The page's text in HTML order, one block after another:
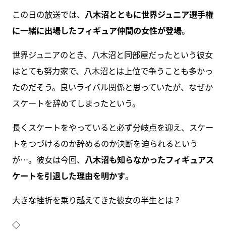
この日の放送では、 八木沼とともに世界ジュニア選手権
に一緒に出場したフィギュア仲間の女性が登場。
世界ジュニアのとき、八木沼と同部屋だったという彼女
はとても努力家で、八木沼とは上位で争うことも多かっ
たのだそう。良いライバル関係と思っていたが、なぜか
スケートを辞めてしまったという。
長くスケートをやっていると必ず分岐点を迎え、スケー
トをつづけるのか辞めるのか決断を迫られるという
が…。彼女は今回、 八木沼も知らなかったフィギュアス
ケートを引退した理由を明かす。
大きな挫折を乗り越えてきた彼女の半生とは？
◇